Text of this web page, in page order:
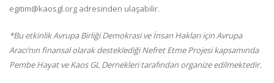
egitim@kaosgl.org adresinden ulaşabilir.
*Bu etkinlik Avrupa Birliği Demokrasi ve İnsan Hakları için Avrupa
Aracı’nın finansal olarak desteklediği Nefret Etme Projesi kapsamında
Pembe Hayat ve Kaos GL Dernekleri tarafından organize edilmektedir.